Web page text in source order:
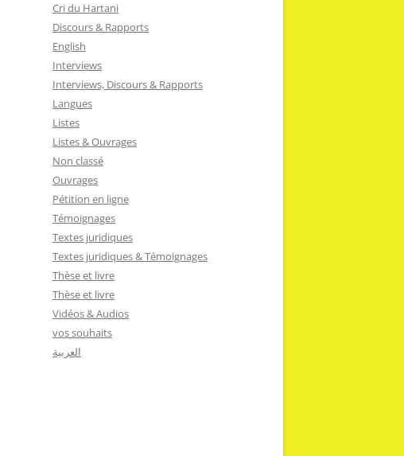
Cri du Hartani
Discours & Rapports
English
Interviews
Interviews, Discours & Rapports
Langues
Listes
Listes & Ouvrages
Non classé
Ouvrages
Pétition en ligne
Témoignages
Textes juridiques
Textes juridiques & Témoignages
Thèse et livre
Thèse et livre
Vidéos & Audios
vos souhaits
العربية